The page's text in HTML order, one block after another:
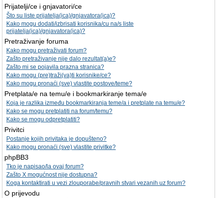
Prijatelji/ce i gnjavatori/ce
Što su liste prijatelja(ica)/gnjavatora(ica)?
Kako mogu dodati/izbrisati korisnika/cu na/s liste
prijatelja(ica)/gnjavatora(ica)?
Pretraživanje foruma
Kako mogu pretraživati forum?
Zašto pretraživanje nije dalo rezultat(a)e?
Zašto mi se pojavila prazna stranica?
Kako mogu (pre)traži(va)ti korisnike/ce?
Kako mogu pronaći (sve) vlastite postove/teme?
Pretplata/e na temu/e i bookmarkiranje tema/e
Koja je razlika između bookmarkiranja teme/a i pretplate na temu/e?
Kako se mogu pretplatiti na forum/temu?
Kako se mogu odpretplatiti?
Privitci
Postanje kojih privitaka je dopušteno?
Kako mogu pronaći (sve) vlastite privitke?
phpBB3
Tko je napisao/la ovaj forum?
Zašto X mogućnost nije dostupna?
Koga kontaktirati u vezi zlouporabe/pravnih stvari vezanih uz forum?
O prijevodu